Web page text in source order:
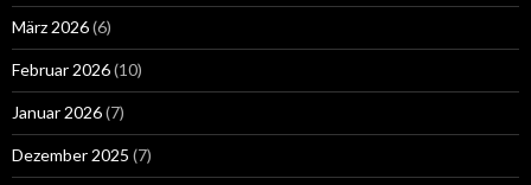
März 2026(6)
Februar 2026(10)
Januar 2026(7)
Dezember 2025 (7)